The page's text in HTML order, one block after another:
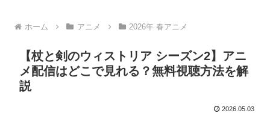
ホーム アニメ 2026年 春アニメ
【杖と剣のウィストリア シーズン2】アニ
メ配信はどこで見れる？無料視聴方法を解
説
2026.05.03